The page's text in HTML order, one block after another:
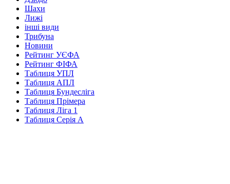
Шахи
Лижі
інші види
Трибуна
Новини
Рейтинг УЄФА
Рейтинг ФІФА
Таблиця УПЛ
Таблиця АПЛ
Таблиця Бундесліга
Таблиця Прімера
Таблиця Ліга 1
Таблиця Серія А